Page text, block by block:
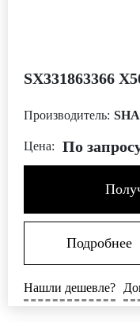
SX331863366
Производитель:
Цена: По
Подробнее
Нашли дешевле?